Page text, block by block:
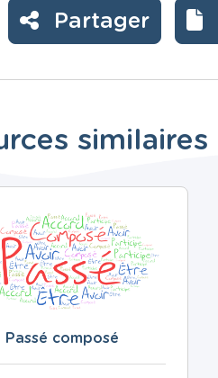
Partager
similaires
Passé composé